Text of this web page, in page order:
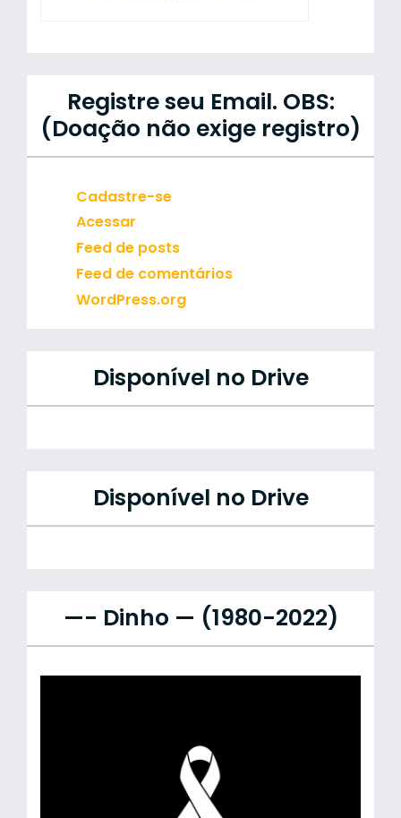
Registre seu Email. OBS:
(Doação não exige registro)
Cadastre-se
Acessar
Feed de posts
Feed de comentários
WordPress.org
Disponível no Drive
Disponível no Drive
—- Dinho — (1980-2022)